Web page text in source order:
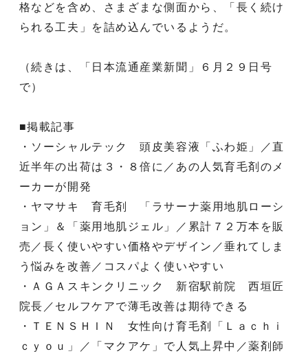
格などを含め、さまざまな側面から、「長く続け
られる工夫」を詰め込んでいるようだ。
（続きは、「日本流通産業新聞」６月２９日号
で）
■掲載記事
・ソーシャルテック 頭皮美容液「ふわ姫」／直
近半年の出荷は３・８倍に／あの人気育毛剤のメ
ーカーが開発
・ヤマサキ 育毛剤 「ラサーナ薬用地肌ローシ
ョン」＆「薬用地肌ジェル」／累計７２万本を販
売／長く使いやすい価格やデザイン／垂れてしま
う悩みを改善／コスパよく使いやすい
・ＡＧＡスキンクリニック 新宿駅前院 西垣匠
院長／セルフケアで薄毛改善は期待できる
・ＴＥＮＳＨＩＮ 女性向け育毛剤「Ｌａｃｈｉ
ｃｙｏｕ」／「マクアケ」で人気上昇中／薬剤師